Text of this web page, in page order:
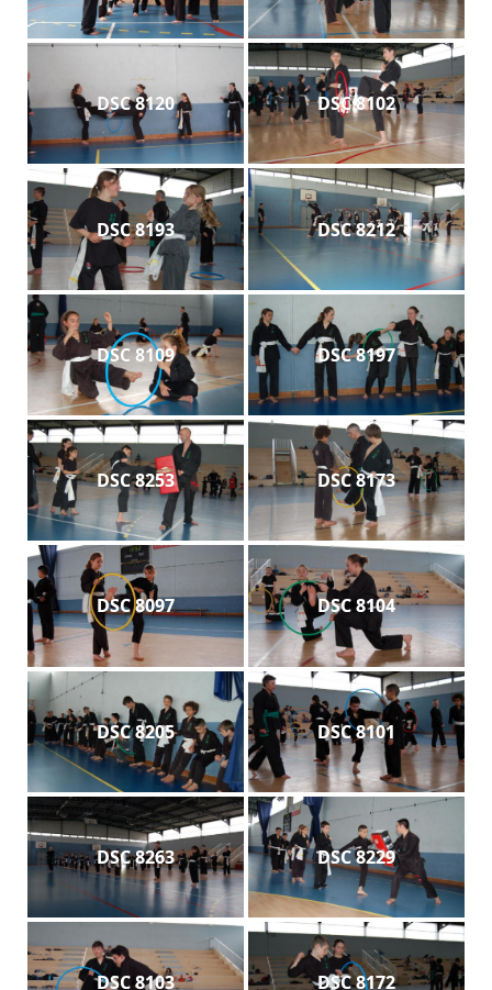
DSC 8120 DSC 8102
DSC 8193 DSC 8212
DSC 8109 DSC 8197
DSC 8253 DSC 8173
DSC 8097 DSC 8104
DSC 8205 DSC 8101
DSC 8263 DSC 8229
DSC 8103 DSC 8172